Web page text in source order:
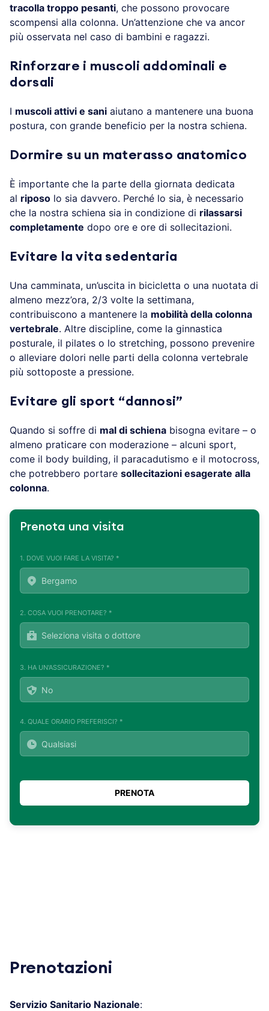
tracolla troppo pesanti, che possono provocare
scompensi alla colonna. Un’attenzione che va ancor
più osservata nel caso di bambini e ragazzi.
Rinforzare i muscoli addominali e
dorsali
I muscoli attivi e sani aiutano a mantenere una buona
postura, con grande beneficio per la nostra schiena.
Dormire su un materasso anatomico
È importante che la parte della giornata dedicata
al riposo lo sia davvero. Perché lo sia, è necessario
che la nostra schiena sia in condizione di rilassarsi
completamente dopo ore e ore di sollecitazioni.
Evitare la vita sedentaria
Una camminata, un’uscita in bicicletta o una nuotata di
almeno mezz’ora, 2/3 volte la settimana,
contribuiscono a mantenere la mobilità della colonna
vertebrale. Altre discipline, come la ginnastica
posturale, il pilates o lo stretching, possono prevenire
o alleviare dolori nelle parti della colonna vertebrale
più sottoposte a pressione.
Evitare gli sport “dannosi”
Quando si soffre di mal di schiena bisogna evitare – o
almeno praticare con moderazione – alcuni sport,
come il body building, il paracadutismo e il motocross,
che potrebbero portare sollecitazioni esagerate alla
colonna.
Prenota una visita
1. DOVE VUOI FARE LA VISITA? *
2. COSA VUOI PRENOTARE? *
3. HA UN'ASSICURAZIONE? *
4. QUALE ORARIO PREFERISCI? *
Prenotazioni
Servizio Sanitario Nazionale: